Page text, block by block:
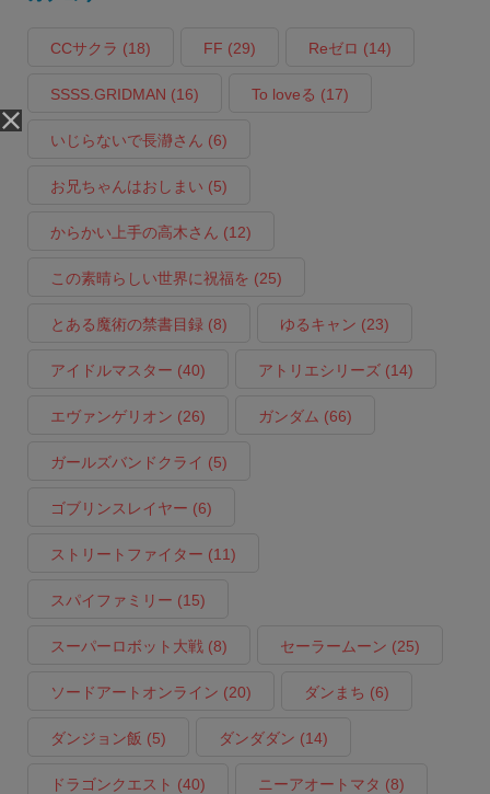
CCサクラ (18) FF (29) Reゼロ (14)
SSSS.GRIDMAN (16) To loveる (17)
いじらないで長瀞さん (6)
お兄ちゃんはおしまい (5)
からかい上手の高木さん (12)
この素晴らしい世界に祝福を (25)
とある魔術の禁書目録 (8) ゆるキャン (23)
アイドルマスター (40) アトリエシリーズ(14)
エヴァンゲリオン (26) ガンダム (66)
ガールズバンドクライ (5)
ゴブリンスレイヤー (6)
ストリートファイター (11)
スパイファミリー (15)
スーパーロボット大戦(8) セーラームーン (25)
ソードアートオンライン (20) ダンまち (6)
ダンジョン飯 (5) ダンダダン (14)
ドラゴンクエスト (40) ニーアオートマタ (8)